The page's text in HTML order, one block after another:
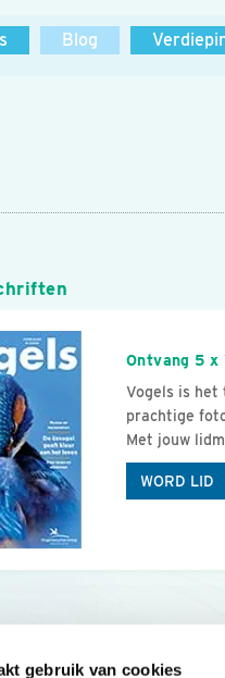
gebruik van cookies
Blog
Ontvang 5
Vogels is het
prachtige
Met jouw
WORD LID